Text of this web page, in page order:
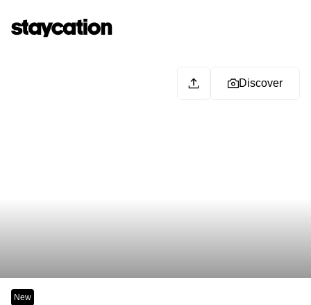
Discover
New